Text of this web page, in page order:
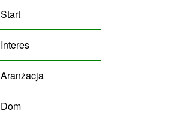
Start
Interes
Aranżacja
Dom